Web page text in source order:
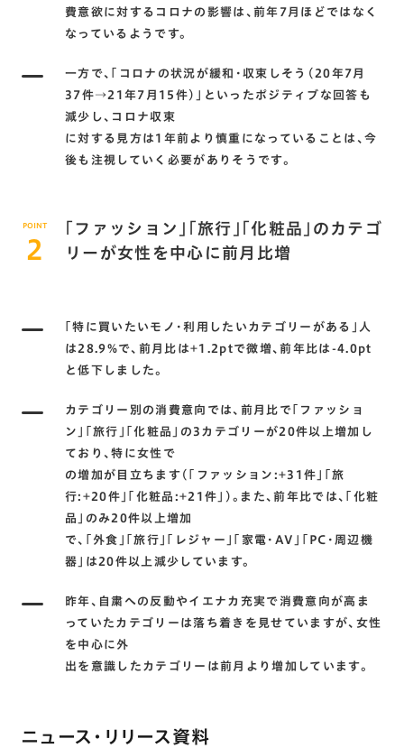
費意欲に対するコロナの影響は､前年7月ほどではなく
なっているようです。
一方で､｢コロナの状況が緩和･収束しそう(20年7月
37件→21年7月15件)｣といったポジティブな回答も
減少し､コロナ収束
に対する見方は1年前より慎重になっていることは､今
後も注視していく必要がありそうです。
POINT
2
｢ファッション｣｢旅行｣｢化粧品｣のカテゴ
リーが女性を中心に前月比増
｢特に買いたいモノ･利用したいカテゴリーがある｣人
は28.9%で､前月比は+1.2ptで微増､前年比は-4.0pt
と低下しました。
カテゴリー別の消費意向では､前月比で｢ファッショ
ン｣｢旅行｣｢化粧品｣の3カテゴリーが20件以上増加し
ており､特に女性で
の増加が目立ちます(｢ファッション:+31件｣｢旅
行:+20件｣｢化粧品:+21件｣)。また､前年比では､｢化粧
品｣のみ20件以上増加
で､｢外食｣｢旅行｣｢レジャー｣｢家電･AV｣｢PC･周辺機
器｣は20件以上減少しています。
昨年､自粛への反動やイエナカ充実で消費意向が高ま
っていたカテゴリーは落ち着きを見せていますが､女性
を中心に外
出を意識したカテゴリーは前月より増加しています。
ニュース・リリース資料